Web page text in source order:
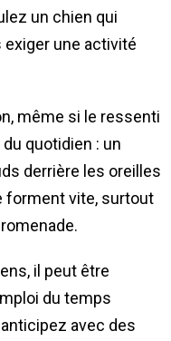
un chien qui
exiger une activité
même si le ressenti
quotidien : un
derrière les oreilles
forment vite, surtout
il peut être
du temps
avec des